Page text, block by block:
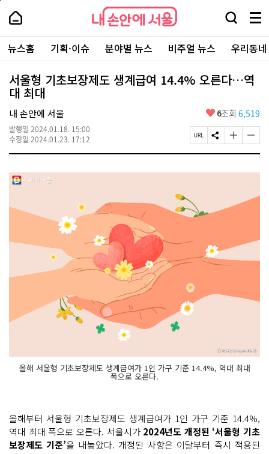
본
로
가
내
손
안
에
서
울
-
서
울
시
대
표
소
통
포
내
손
에
울
검
창
열
기
메
뉴
전
체
보
주
요
서
뉴스홈 기획·이슈 분야별 뉴스 비주얼 뉴스 우리동
서울형 기초보장제도 생계급여 14.4% 오른다…역
대 최대
내 손안에 서울
발행일 2024.01.18. 15:00
수정일 2024.01.23. 17:12
좋
요
6조회 6,519
페
이
U
사
S
N
공
글
자
기
변
경
글
자
기
변
올해 서울형 기초보장제도 생계급여가 1인 가구 기준 14.4%, 역대 최대
폭으로 오른다.
올해부터 서울형 기초보장제도 생계급여가 1인 가구 기준 14.4%,
역대 최대 폭으로 오른다. 서울시가 2024년도 개정된 ‘서울형 기초
보장제도 기준’을 내놓았다. 개정된 사항은 이달부터 즉시 적용된
페
상
단
로